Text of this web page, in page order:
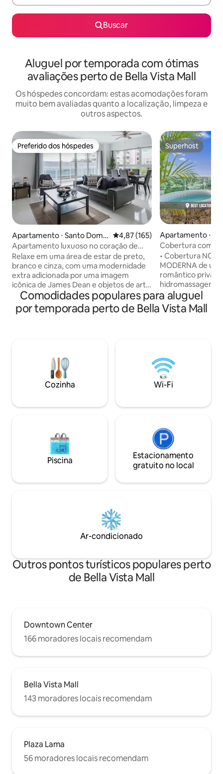
Buscar
Aluguel por temporada com ótimas
avaliações perto de Bella Vista Mall
Os hóspedes concordam: estas acomodações foram
muito bem avaliadas quanto a localização, limpeza e
outros aspectos.
Preferido dos hóspedes
Preferido dos hóspedes
Apartamento ⋅ Santo Domin
go
4,87 de uma avaliação média de
4,87 (165)
Apartamento luxuoso no coração de
Santo Domingo
Relaxe em uma área de estar de preto,
branco e cinza, com uma modernidade
extra adicionada por uma imagem
icônica de James Dean e objetos de arte
bem escolhidos. Os quartos têm uma
paleta contrastante, com paredes de
tons verdes pálidos e baús de madeira
coanfitrião sempre estarão a uma
mensagem de texto ou telefonema de
distância ... O prédio tem funcionários no
local para ajudar, se necessário. O bairro
Superhost
Superhost
Apartamento ⋅
go
Cobertura com
centro da cidade |
• Cobertura
MODERNA de
romântico
hidromassagem
• MELHOR
cidade • Sofá-
Piscina
segurança 24h •
totalmente
DELUXE •
A poucos passos
Comodidades populares para aluguel
por temporada perto de Bella Vista Mall
Cozinha Wi-Fi
Piscina
Estacionamento
gratuito no local
Ar-condicionado
Outros pontos turísticos populares perto
de Bella Vista Mall
Downtown Center
166 moradores locais recomendam
Bella Vista Mall
143 moradores locais recomendam
Plaza Lama
56 moradores locais recomendam